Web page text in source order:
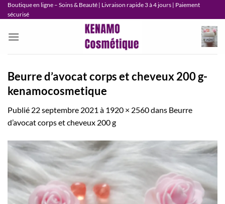
Passer
au
Boutique en ligne – Soins & Beauté | Livraison rapide 3 à 4 jours | Paiement
sécurisé
Beurre d’avocat corps et cheveux 200 g-
kenamocosmetique
Publié 22 septembre 2021 à 1920 × 2560dans Beurre
d’avocat corps et cheveux 200 g